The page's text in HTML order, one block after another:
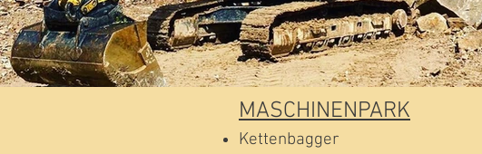
MASCHINENPARK
Kettenbagger